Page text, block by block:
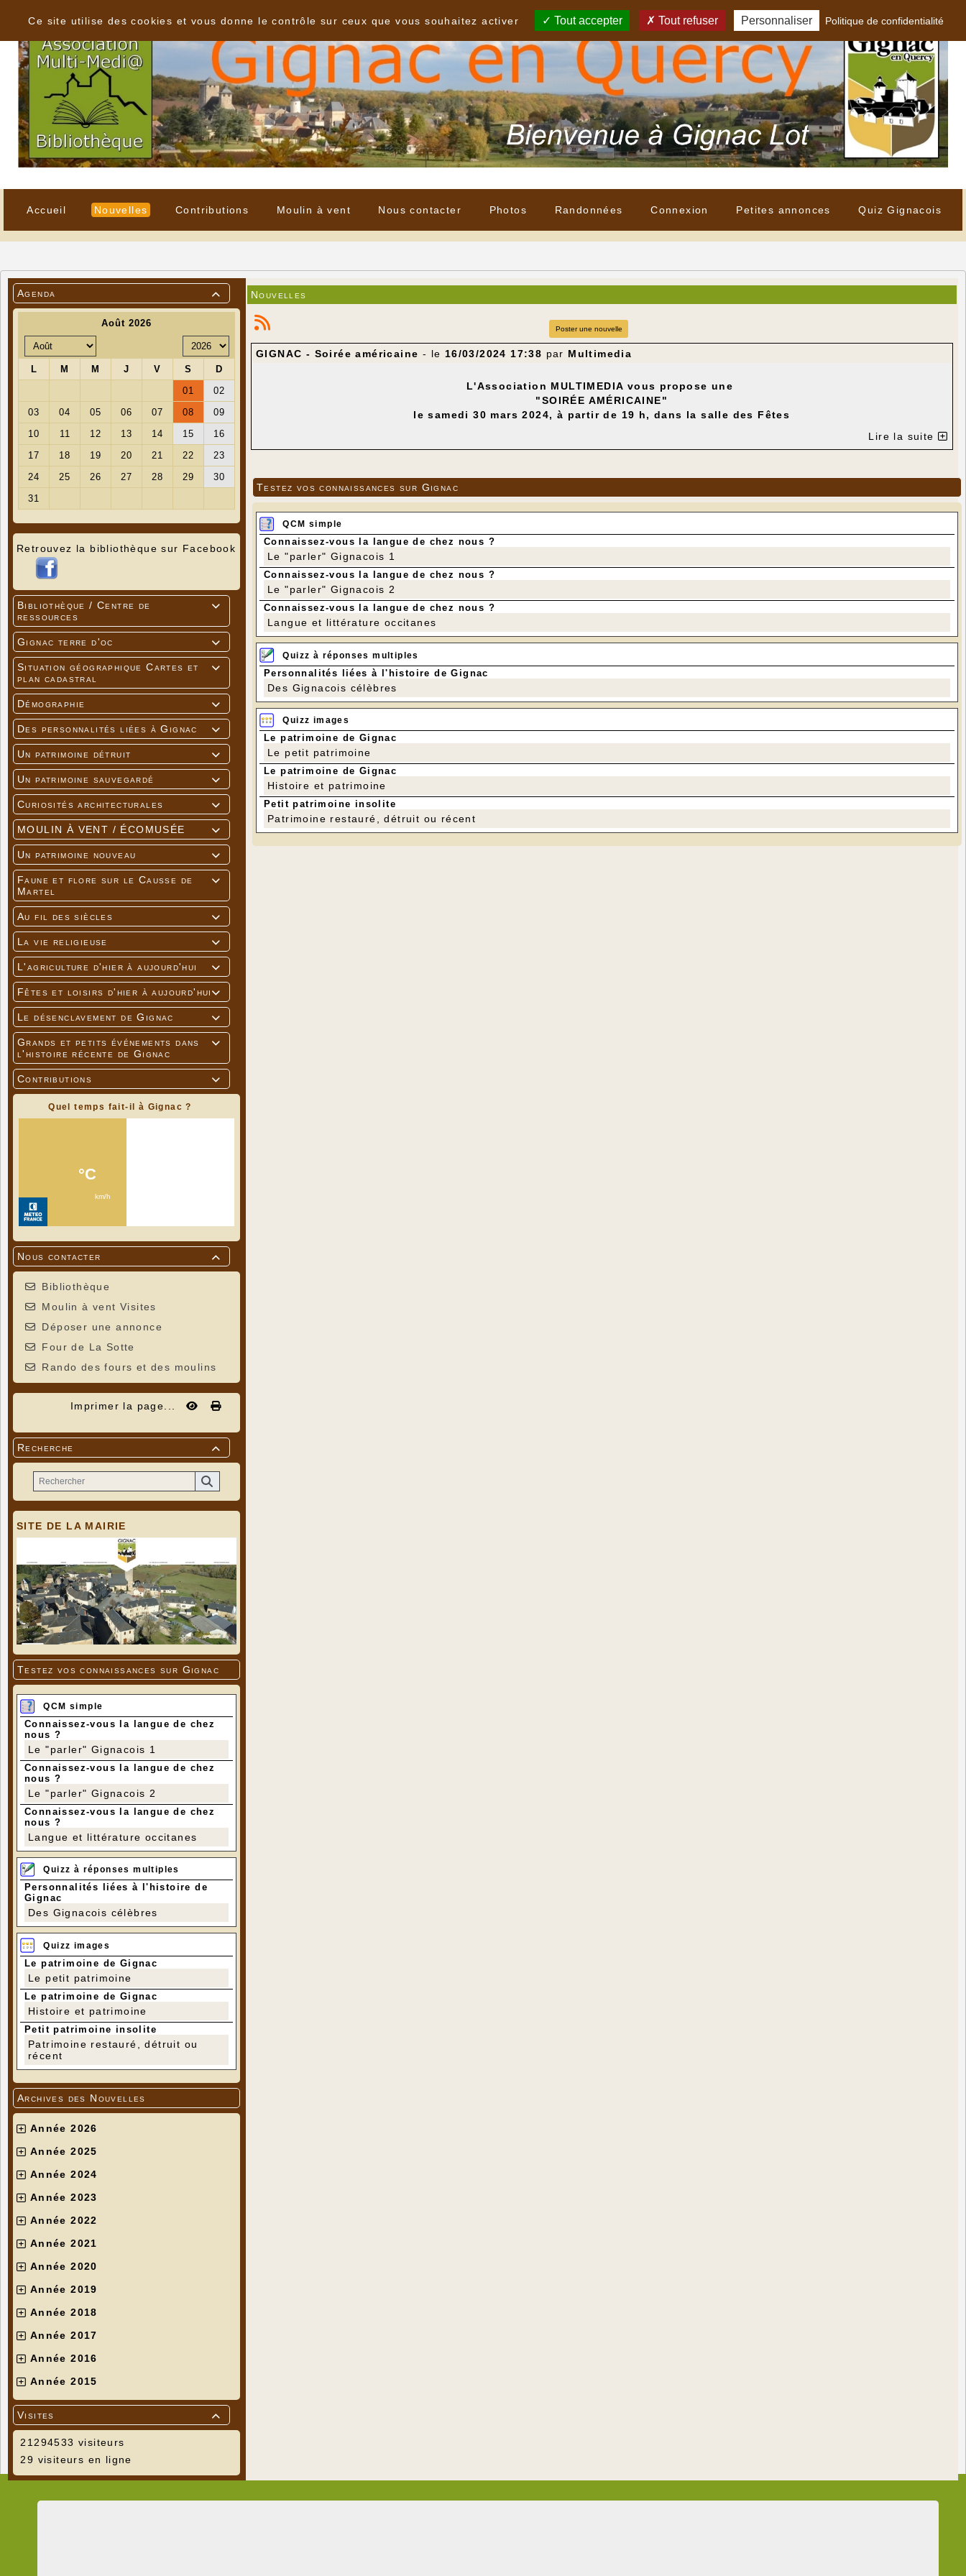
Accueil Nouvelles Contributions Moulin à vent Nous contacter Photos Randonnées Connexion Petites annonces Quiz Gignacois

Agenda
Retrouvez la bibliothèque sur Facebook

Bibliothèque / Centre de
ressources

Gignac terre d'oc

Situation géographique Cartes et
plan cadastral

Démographie

Des personnalités liées à Gignac

Un patrimoine détruit

Un patrimoine sauvegardé

Curiosités architecturales

MOULIN À VENT / ÉCOMUSÉE

Un patrimoine nouveau

Faune et flore sur le Causse de
Martel

Au fil des siècles

La vie religieuse

L'agriculture d'hier à aujourd'hui

Fêtes et loisirs d'hier à aujourd'hui

Le désenclavement de Gignac

Grands et petits événements dans
l'histoire récente de Gignac

Contributions
Quel temps fait-il à Gignac ?

Nous contacter
Bibliothèque
Moulin à vent Visites
Déposer une annonce
Four de La Sotte
Rando des fours et des moulins
Imprimer la page...

Recherche
SITE DE LA MAIRIE
Testez vos connaissances sur Gignac
QCM simple
Connaissez-vous la langue de chez
nous ?
Le "parler" Gignacois 1
Connaissez-vous la langue de chez
nous ?
Le "parler" Gignacois 2
Connaissez-vous la langue de chez
nous ?
Langue et littérature occitanes
Quizz à réponses multiples
Personnalités liées à l'histoire de
Gignac
Des Gignacois célèbres
Quizz images
Le patrimoine de Gignac
Le petit patrimoine
Le patrimoine de Gignac
Histoire et patrimoine
Petit patrimoine insolite
Patrimoine restauré, détruit ou
récent
Archives des Nouvelles
Année 2026
Année 2025
Année 2024
Année 2023
Année 2022
Année 2021
Année 2020
Année 2019
Année 2018
Année 2017
Année 2016
Année 2015

Visites
21294533 visiteurs
29 visiteurs en ligne
Nouvelles
Poster une nouvelle
GIGNAC - Soirée américaine - le 16/03/2024 17:38 par Multimedia
L'Association MULTIMEDIA vous propose une
"SOIRÉE AMÉRICAINE"
le samedi 30 mars 2024, à partir de 19 h, dans la salle des Fêtes
Lire la suite
Testez vos connaissances sur Gignac
QCM simple
Connaissez-vous la langue de chez nous ?
Le "parler" Gignacois 1
Connaissez-vous la langue de chez nous ?
Le "parler" Gignacois 2
Connaissez-vous la langue de chez nous ?
Langue et littérature occitanes
Quizz à réponses multiples
Personnalités liées à l'histoire de Gignac
Des Gignacois célèbres
Quizz images
Le patrimoine de Gignac
Le petit patrimoine
Le patrimoine de Gignac
Histoire et patrimoine
Petit patrimoine insolite
Patrimoine restauré, détruit ou récent
Ce site utilise des cookies et vous donne le contrôle sur ceux que vous souhaitez activer
Tout accepter Tout refuser Personnaliser Politique de confidentialité